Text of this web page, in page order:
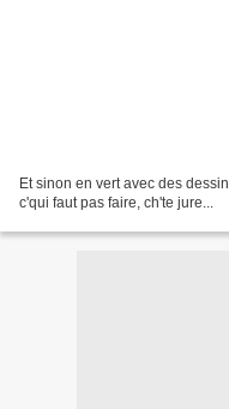
Et sinon en vert avec des
c'qui faut pas faire, ch'te jure...